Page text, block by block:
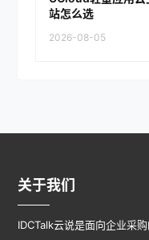
站怎么选
2026-08-05
关于我们
IDCTalk云说是面向企业采